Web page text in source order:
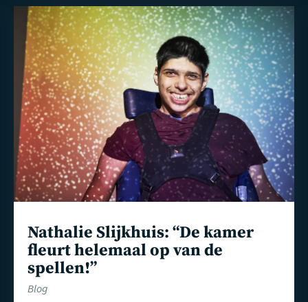
Nathalie Slijkhuis: “De kamer
fleurt helemaal op van de
spellen!”
Blog
Lees
meer